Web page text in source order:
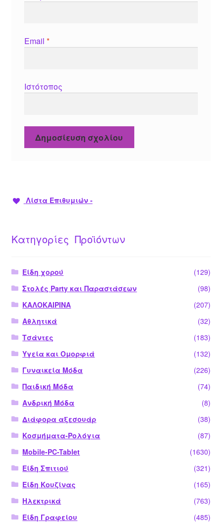
Email *
Ιστότοπος
Λίστα Επιθυμιών -
Κατηγορίες Προϊόντων
Είδη χορού
(129)
Στολές Party και Παραστάσεων
(98)
ΚΑΛΟΚΑΙΡΙΝΑ
(207)
Αθλητικά
(32)
Τσάντες
(183)
Υγεία και Ομορφιά
(132)
Γυναικεία Μόδα
(226)
Παιδική Μόδα
(74)
Ανδρική Μόδα
(8)
Διάφορα αξεσουάρ
(38)
Κοσμήματα-Ρολόγια
(87)
Mobile-PC-Tablet
(1630)
Είδη Σπιτιού
(321)
Είδη Κουζίνας
(165)
Ηλεκτρικά
(763)
Είδη Γραφείου
(485)